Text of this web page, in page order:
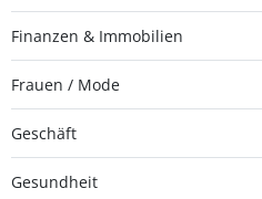
Finanzen & Immobilien
Frauen / Mode
Geschäft
Gesundheit